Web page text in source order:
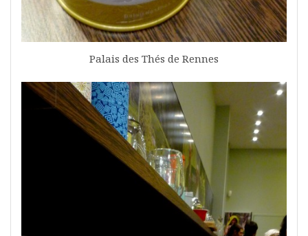
Palais des Thés de Rennes